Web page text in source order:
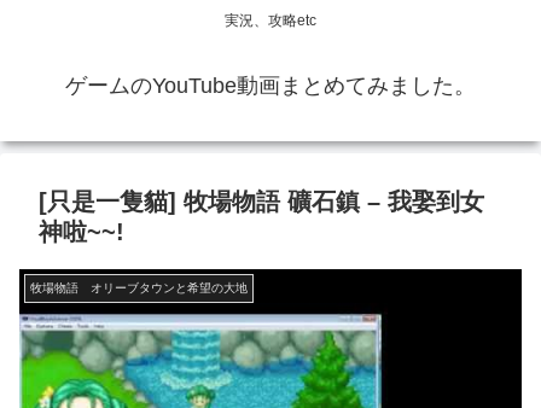
実況、攻略etc
ゲームのYouTube動画まとめてみました。
[只是一隻貓] 牧場物語 礦石鎮 – 我娶到女
神啦~~!
牧場物語 オリーブタウンと希望の大地